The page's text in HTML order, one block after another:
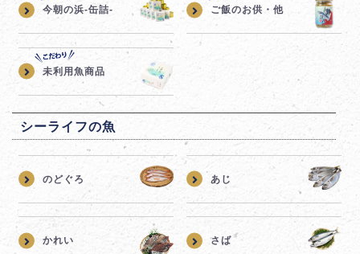
今朝の浜-缶詰- ご飯のお供・他
未利用魚商品
シーライフの魚
のどぐろ あじ
かれい さば